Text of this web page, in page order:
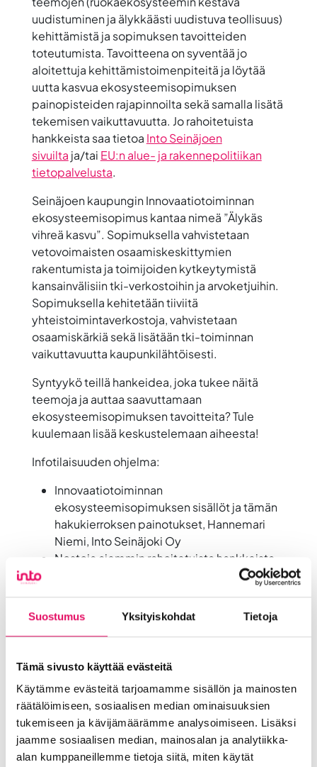
Suostumus Yksityiskohdat Tietoja
Tämä sivusto käyttää evästeitä
Käytämme evästeitä tarjoamamme sisällön ja mainosten
räätälöimiseen, sosiaalisen median ominaisuuksien
tukemiseen ja kävijämäärämme analysoimiseen. Lisäksi
jaamme sosiaalisen median, mainosalan ja analytiikka-
alan kumppaneillemme tietoja siitä, miten käytät
uudistuminen ja älykkäästi uudistuva teollisuus)
kehittämistä ja sopimuksen tavoitteiden
toteutumista. Tavoitteena onsyventää jo
aloitettuja kehittämistoimenpiteitä ja löytää
uutta kasvua ekosysteemisopimuksen
painopisteiden rajapinnoilta sekä samalla lisätä
tekemisen vaikuttavuutta. Jo rahoitetuista
hankkeista saa tietoa Into Seinäjoen
sivuilta ja/tai EU:n alue- ja rakennepolitiikan
tietopalvelusta.
Seinäjoen kaupunginInnovaatiotoiminnan
ekosysteemisopimus kantaa nimeä ”Älykäs
vihreä kasvu”. Sopimuksella vahvistetaan
vetovoimaisten osaamiskeskittymien
rakentumista ja toimijoiden kytkeytymistä
kansainvälisiin tki-verkostoihin ja arvoketjuihin.
Sopimuksella kehitetään tiiviitä
yhteistoimintaverkostoja, vahvistetaan
osaamiskärkiä sekä lisätään tki-toiminnan
vaikuttavuutta kaupunkilähtöisesti.
Syntyykö teillä hankeidea, joka tukee näitä
teemoja ja auttaa saavuttamaan
ekosysteemisopimuksen tavoitteita? Tule
kuulemaan lisää keskustelemaan aiheesta!
Infotilaisuuden ohjelma:
Innovaatiotoiminnan
ekosysteemisopimuksen sisällöt ja tämän
hakukierroksen painotukset, Hannemari
Niemi, Into Seinäjoki Oy
Nostoja aiemmin rahoitetuista hankkeista,
Piia-Marika Jokela, Into Seinäjoki Oy
Kaupungin puheenvuoro, Sami Mäntymäki,
Seinäjoen kaupunki
EAKR-ohjelman painotukset ja tekniset
Pohjanmaan Liitto
Q&A-hetki sekä verkostoitumista
Sparrausta hankehakemuksen suunnitteluun on
tarjolla myös ennen infotilaisuutta sekä
myöhempänä, erikseen sovittavana
ajankohtana. Yhteydenottoa ja sparrausta